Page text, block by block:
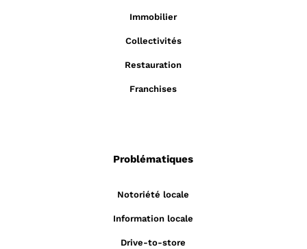
Immobilier
Collectivités
Restauration
Franchises
Problématiques
Notoriété locale
Information locale
Drive-to-store